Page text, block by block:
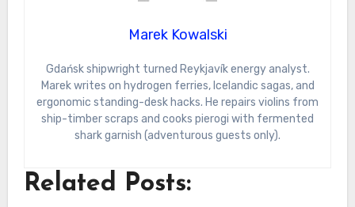
Marek Kowalski
Gdańsk shipwright turned Reykjavík energy analyst.
Marek writes on hydrogen ferries, Icelandic sagas, and
ergonomic standing-desk hacks. He repairs violins from
ship-timber scraps and cooks pierogi with fermented
shark garnish (adventurous guests only).
Related Posts: